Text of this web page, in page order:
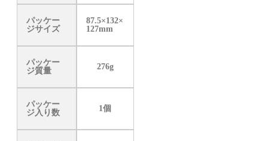
パッケー
ジサイズ
87.5×132×
127mm
パッケー
ジ質量
276g
パッケー
ジ入り数
1個